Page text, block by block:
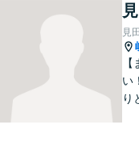
一
【
密
見
い
り